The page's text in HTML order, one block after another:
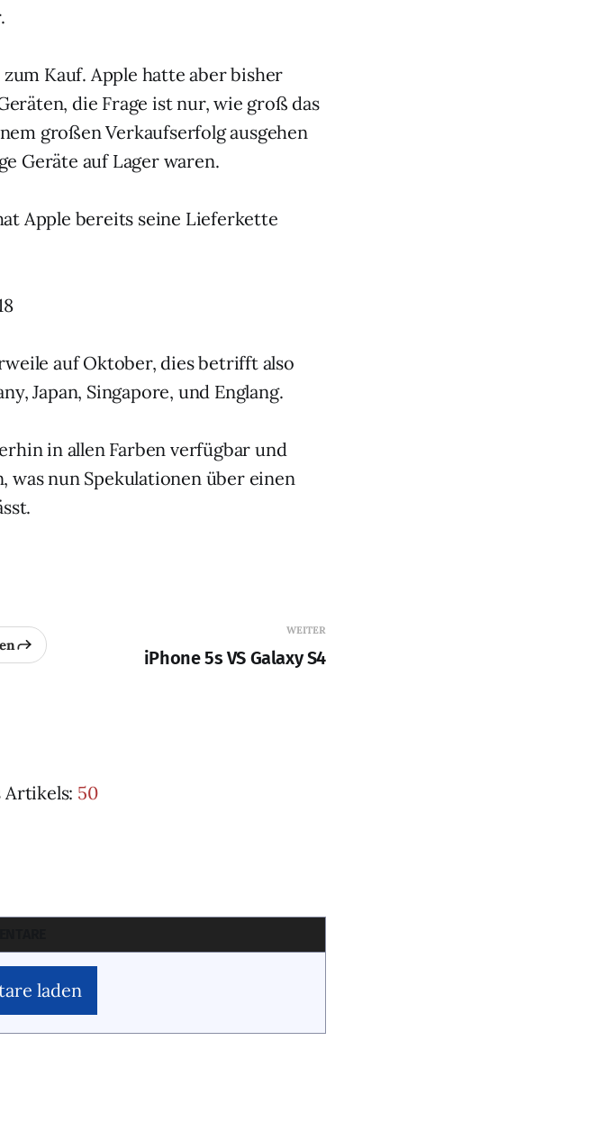
Kauf. Apple hatte aber bisher
die Frage ist nur, wie groß das
großen Verkaufserfolg ausgehen
Geräte auf Lager waren.
Apple bereits seine Lieferkette
auf Oktober, dies betrifft also
Japan, Singapore, und Englang.
in allen Farben verfügbar und
was nun Spekulationen über einen
WEITER
iPhone 5s VS Galaxy S4
Artikels: 50
laden